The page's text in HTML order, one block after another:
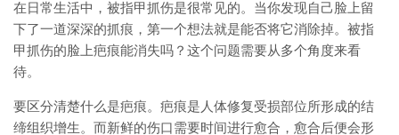
在日常生活中，被指甲抓伤是很常见的。当你发现自己脸上留
下了一道深深的抓痕，第一个想法就是能否将它消除掉。被指
甲抓伤的脸上疤痕能消失吗？这个问题需要从多个角度来看
待。
要区分清楚什么是疤痕。疤痕是人体修复受损部位所形成的结
缔组织增生。而新鲜的伤口需要时间进行愈合，愈合后便会形